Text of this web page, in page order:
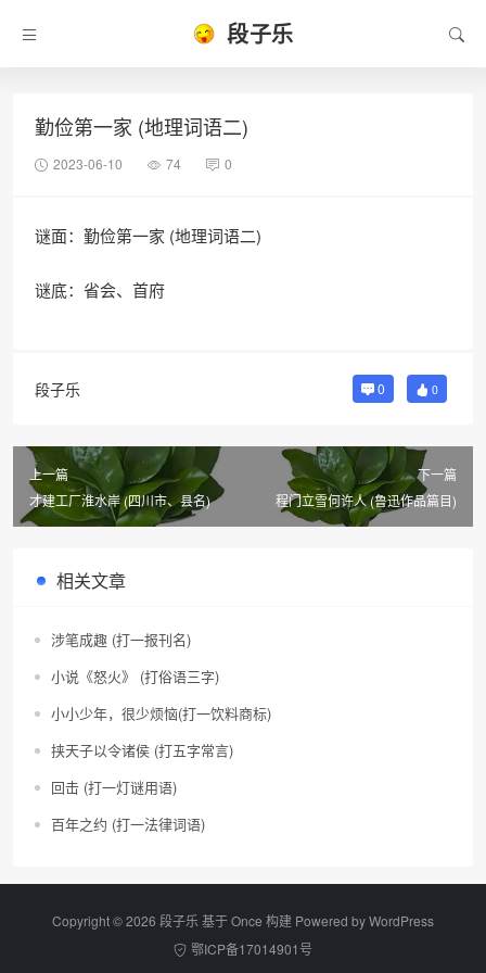
段子乐
勤俭第一家 (地理词语二)
2023-06-10 74 0
谜面：勤俭第一家 (地理词语二)
谜底：省会、首府
段子乐 0 0
上一篇
才建工厂淮水岸 (四川市、县名)
下一篇
程门立雪何许人 (鲁迅作品篇目)
相关文章
涉笔成趣 (打一报刊名)
小说《怒火》 (打俗语三字)
小小少年，很少烦恼(打一饮料商标)
挟天子以令诸侯 (打五字常言)
回击 (打一灯谜用语)
百年之约 (打一法律词语)
Copyright © 2026 段子乐 基于 Once 构建 Powered byWordPress
鄂ICP备17014901号